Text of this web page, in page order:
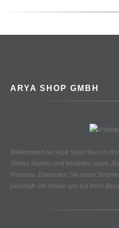
ARYA SHOP GMBH
Willkommen bei Arya Shop! Bei uns
Shisha Marken und Modellen sowie
Produkte. Entdecken Sie unser
Geschäft. Wir freuen uns auf Ihren